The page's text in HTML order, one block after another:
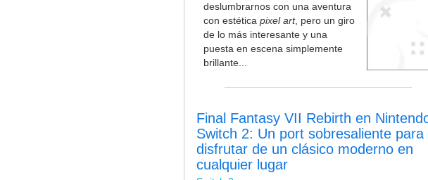
deslumbrarnos con una aventura
con estéticapixel art, pero un giro
de lo más interesante y una
puesta en escena simplemente
brillante...
Final Fantasy VII Rebirth en
Switch 2: Un port sobresaliente para
disfrutar de un clásico moderno en
cualquier lugar